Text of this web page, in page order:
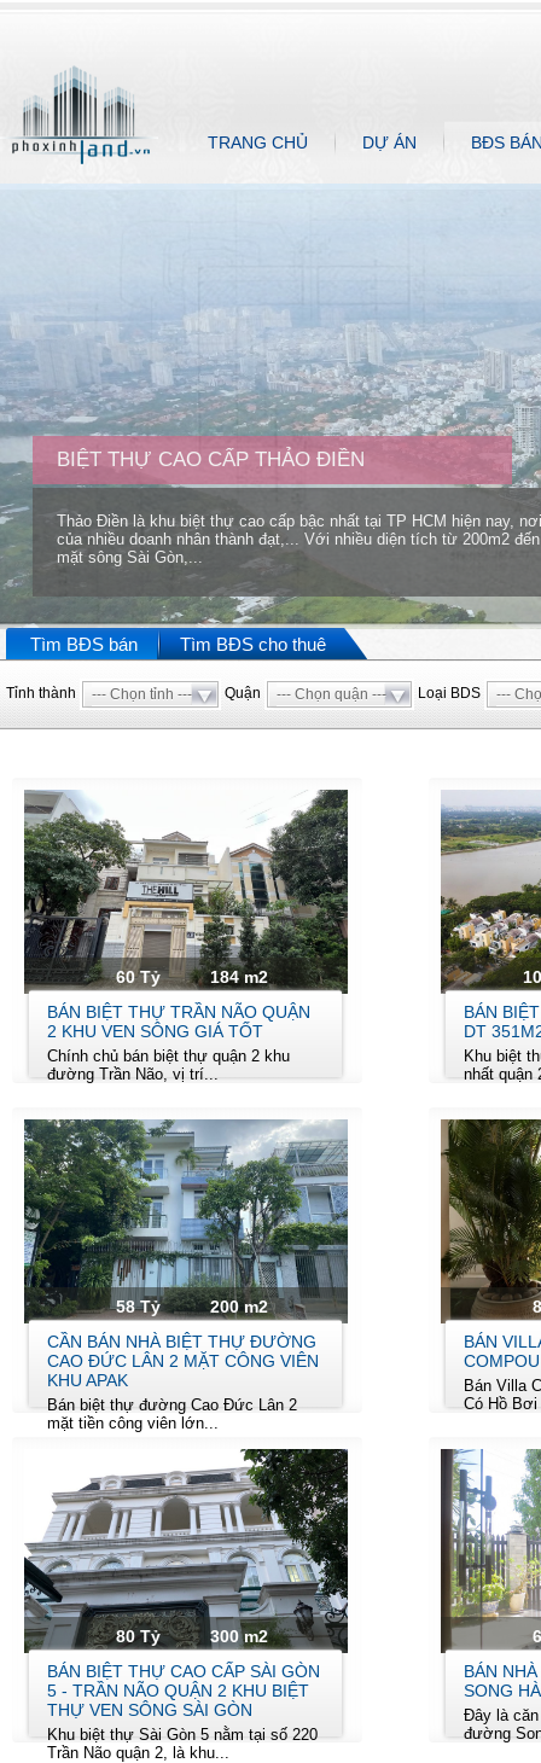
TRANG CHỦ DỰ ÁN BĐS
BIỆT THỰ CAO CẤP THẢO ĐIỀN
Thảo Điền là khu biệt thự cao cấp bậc nhất tại TP HCM hiện nay,
của nhiều doanh nhân thành đạt,... Với nhiều diện tích từ 200m2
mặt sông Sài Gòn,...
Tìm BĐS bán Tìm BĐS cho thuê
Tỉnh thành --- Chọn tỉnh --- Quận --- Chọn quận --- Loại BDS ---
60 Tỷ
184 m2
BÁN BIỆT THỰ TRẦN NÃO QUẬN
2 KHU VEN SÔNG GIÁ TỐT
Chính chủ bán biệt thự quận 2 khu
đường Trần Não, vị trí...
BÁN
DT
Khu biệt
nhất quận
58 Tỷ
200 m2
CẦN BÁN NHÀ BIỆT THỰ ĐƯỜNG
CAO ĐỨC LÂN 2 MẶT CÔNG VIÊN
KHU APAK
Bán biệt thự đường Cao Đức Lân 2
mặt tiền công viên lớn...
BÁN
Bán Villa
Có Hồ Bơi
80 Tỷ
300 m2
BÁN BIỆT THỰ CAO CẤP SÀI GÒN
5 - TRẦN NÃO QUẬN 2 KHU BIỆT
THỰ VEN SÔNG SÀI GÒN
Khu biệt thự Sài Gòn 5 nằm tại số 220
Trần Não quận 2, là khu...
BÁN
SONG
Đây là căn
đường